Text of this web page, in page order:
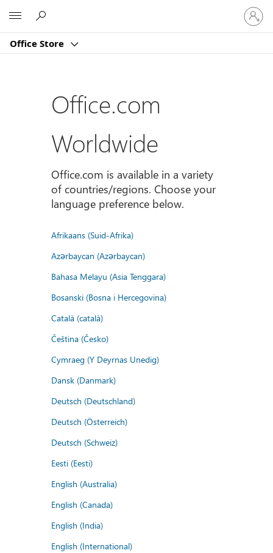
Office Store
Sign
in
to
account
Office.com
Worldwide
Office.com is available in a variety
of countries/regions. Choose your
language preference below.
Afrikaans (Suid-Afrika)
Azərbaycan (Azərbaycan)
Bahasa Melayu (Asia Tenggara)
Bosanski (Bosna i Hercegovina)
Català (català)
Čeština (Česko)
Cymraeg (Y Deyrnas Unedig)
Dansk (Danmark)
Deutsch (Deutschland)
Deutsch (Österreich)
Deutsch (Schweiz)
Eesti (Eesti)
English (Australia)
English (Canada)
English (India)
English (International)